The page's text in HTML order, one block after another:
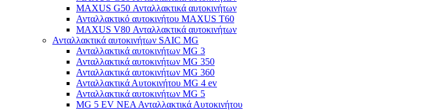
MAXUS G50 Ανταλλακτικά αυτοκινήτων
Ανταλλακτικό αυτοκινήτου MAXUS T60
MAXUS V80 Ανταλλακτικά αυτοκινήτων
Ανταλλακτικά αυτοκινήτων SAIC MG
Ανταλλακτικά αυτοκινήτων MG 3
Ανταλλακτικά αυτοκινήτων MG 350
Ανταλλακτικά αυτοκινήτων MG 360
Ανταλλακτικά Αυτοκινήτου MG 4 ev
Ανταλλακτικά αυτοκινήτων MG 5
MG 5 EV ΝΕΑ Ανταλλακτικά Αυτοκινήτου